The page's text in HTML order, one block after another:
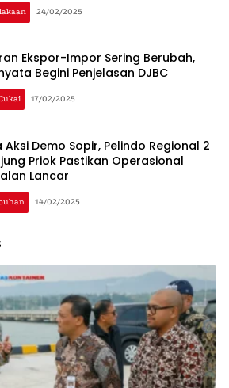
24/02/2025
Ekspor-Impor Sering Berubah,
Begini Penjelasan DJBC
17/02/2025
Aksi Demo Sopir, Pelindo Regional 2
Priok Pastikan Operasional
Lancar
14/02/2025